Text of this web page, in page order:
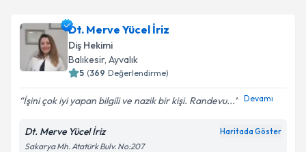
Dt. Merve Yücel İriz
Diş Hekimi
Balıkesir, Ayvalık
5 (369 Değerlendirme)
İşini çok iyi yapan bilgili ve nazik bir kişi. Randevu... Devamı
Dt. Merve Yücel İriz Haritada Göster
Sakarya Mh. Atatürk Bulv. No:207